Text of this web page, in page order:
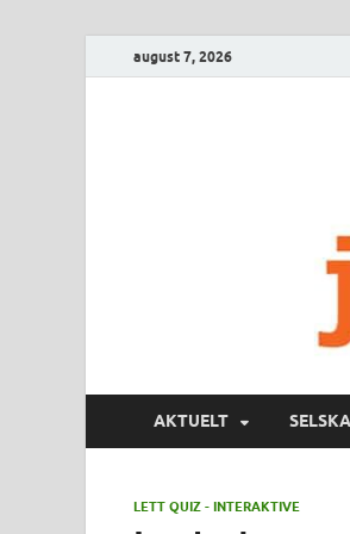
august 7, 2026
AKTUELT
LETT QUIZ - INTERAKTIVE